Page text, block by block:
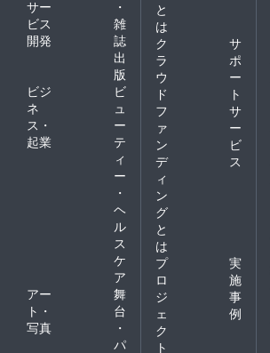
サー
ビス
開発
・
雑
誌
出
版
ビジ
ネ
ス・
起業
ビ
ュ
ー
テ
ィ
ー
・
ヘ
ル
ス
ケ
ア
アー
ト・
写真
舞
台
・
パ
と
は
ク
ラ
ウ
ド
フ
ァ
ン
デ
ィ
ン
グ
と
は
サ
ポ
ー
ト
サ
ー
ビ
ス
プ
ロ
ジ
ェ
ク
ト
実
施
事
例